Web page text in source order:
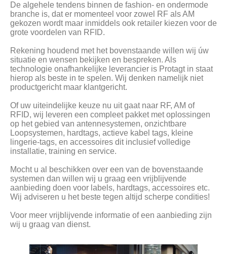
De algehele tendens binnen de fashion- en ondermode
branche is, dat er momenteel voor zowel RF als AM
gekozen wordt maar inmiddels ook retailer kiezen voor de
grote voordelen van RFID.
Rekening houdend met het bovenstaande willen wij úw
situatie en wensen bekijken en bespreken. Als
technologie onafhankelijke leverancier is Protagt in staat
hierop als beste in te spelen. Wij denken namelijk niet
productgericht maar klantgericht.
Of uw uiteindelijke keuze nu uit gaat naar RF, AM of
RFID, wij leveren een compleet pakket met oplossingen
op het gebied van antennesystemen, onzichtbare
Loopsystemen, hardtags, actieve kabel tags, kleine
lingerie-tags, en accessoires dit inclusief volledige
installatie, training en service.
Mocht u al beschikken over een van de bovenstaande
systemen dan willen wij u graag een vrijblijvende
aanbieding doen voor labels, hardtags, accessoires etc.
Wij adviseren u het beste tegen altijd scherpe condities!
Voor meer vrijblijvende informatie of een aanbieding zijn
wij u graag van dienst.